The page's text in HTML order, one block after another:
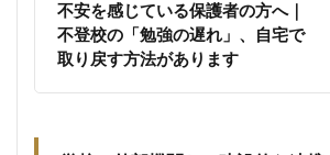
不安を感じている保護者の方へ｜
不登校の「勉強の遅れ」、自宅で
取り戻す方法があります